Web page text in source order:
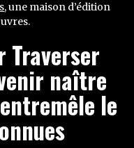
, une maison d’édition
Traverser
naître
le